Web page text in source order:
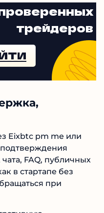
трейдеров
Eixbtc pm me или
FAQ, публичных
в стартапе без
при